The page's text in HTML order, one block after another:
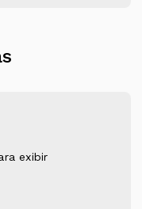
exibir